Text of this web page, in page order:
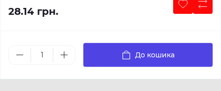
28.14 грн.
До кошика